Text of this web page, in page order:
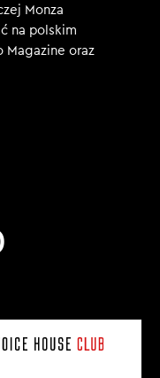
Monza
na polskim
Magazine oraz